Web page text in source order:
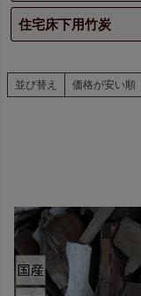
住宅床下用竹炭
並び替え 価格が安い順